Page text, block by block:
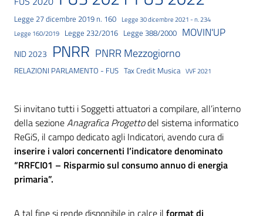
Legge 27 dicembre 2019 n. 160
Legge 30 dicembre 2021 - n. 234
Legge 160/2019
Legge 232/2016 Legge 388/2000 MOVIN'UP
NID 2023 PNRR PNRR Mezzogiorno
RELAZIONI PARLAMENTO - FUS Tax Credit Musica VVF 2021
Si invitano tutti i Soggetti attuatori a compilare, all’interno
della sezioneAnagrafica Progettodel sistema informatico
ReGiS, il campo dedicato agli Indicatori, avendo cura di
inserire i valori concernenti l’indicatore denominato
“RRFCI01 – Risparmio sul consumo annuo di energia
primaria”.
A tal fine si rende disponibile in calce il format di